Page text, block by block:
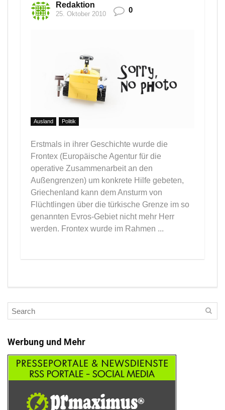
Redaktion
25. Oktober 2010 0
Ausland Politik
Erstmals in ihrer Geschichte wurde die
Frontex (Europäische Agentur für die
operative Zusammenarbeit an den
Außengrenzen) um konkrete Hilfe gebeten,
Griechenland kann dem Ansturm von
Flüchtlingen über die türkische Grenze im so
genannten Evros-Gebiet nicht mehr Herr
werden. Frontex wurde im Rahmen ...
Werbung und Mehr